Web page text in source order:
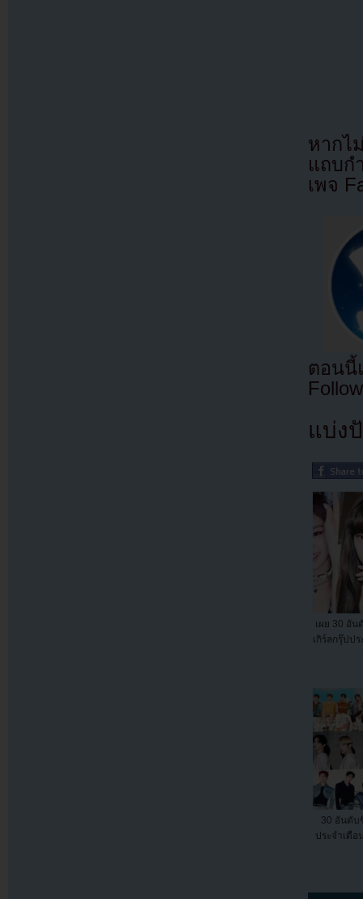
หากไ
แถบก
เพจ
ตอนนี้
แบ่ง
เผย 30 อัน
เกิร์ลกรุ๊ปป
30 อันดับ
ประจำเดื